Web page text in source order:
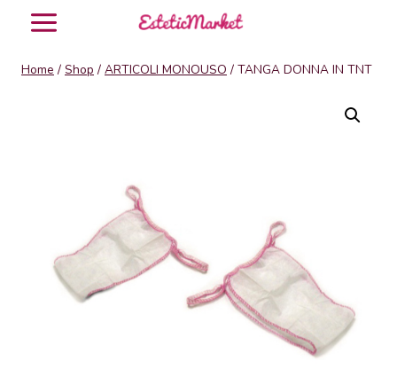
Home / Shop / ARTICOLI MONOUSO / TANGA DONNA IN TNT